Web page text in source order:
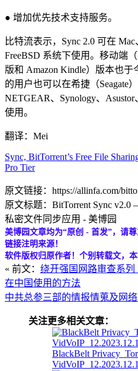
● 增加优先技术支持服务。
比特流表示，Sync 2.0 可在
FreeBSD 系统下使用。移动端
版和 Amazon Kindle）版本也
的用户也可以在希捷（Seagate）
NETGEAR、Synology、
使用。
翻译：Mei
Sync, BitTorrent’s Free File
Pro Tier
原文链接：https://allinfa.com/
原文标题：BitTorrent Sync
私密文件同步应用 - 美博园
美博园文章均为“原创 - 首发”，请
链接注明来源！
软件版权归原作者！个别转载文，本
« 前文： 绕开强国网路审查系列
在中国使用的方法
中共总参三部的情报情蒐及网
关注更多相关文章：
BlackBelt
VidVoIP_12.2023.12.1